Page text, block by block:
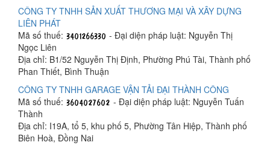
CÔNG TY TNHH SẢN XUẤT THƯƠNG MẠI VÀ XÂY DỰNG
LIÊN PHÁT
Mã số thuế:
- Đại diện pháp luật: Nguyễn Thị
Ngọc Liên
Địa chỉ: B1/52 Nguyễn Thị Định, Phường Phú Tài, Thành phố
Phan Thiết, Bình Thuận
CÔNG TY TNHH GARAGE VẬN TẢI ĐẠI THÀNH CÔNG
Mã số thuế:
- Đại diện pháp luật: Nguyễn Tuấn
Thành
Địa chỉ: I19A, tổ 5, khu phố 5, Phường Tân Hiệp, Thành phố
Biên Hoà, Đồng Nai